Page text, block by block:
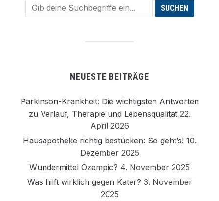
NEUESTE BEITRÄGE
Parkinson-Krankheit: Die wichtigsten Antworten
zu Verlauf, Therapie und Lebensqualität 22.
April 2026
Hausapotheke richtig bestücken: So geht’s! 10.
Dezember 2025
Wundermittel Ozempic? 4. November 2025
Was hilft wirklich gegen Kater? 3. November
2025